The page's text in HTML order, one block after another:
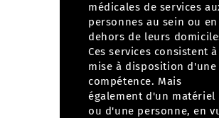
médicales de services
personnes au sein ou en
dehors de leurs
Ces services consistent
mise à disposition d'une
compétence. Mais
également d'un matériel
ou d'une personne, en